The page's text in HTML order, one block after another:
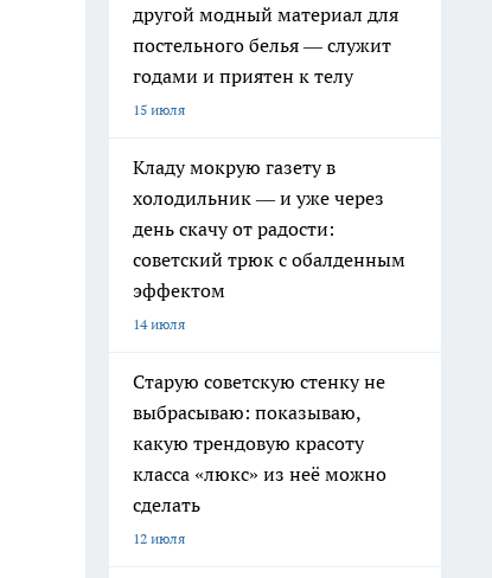
другой модный материал для
постельного белья — служит
годами и приятен к телу
15 июля
Кладу мокрую газету в
холодильник — и уже через
день скачу от радости:
советский трюк с обалденным
эффектом
14 июля
Старую советскую стенку не
выбрасываю: показываю,
какую трендовую красоту
класса «люкс» из неё можно
сделать
12 июля